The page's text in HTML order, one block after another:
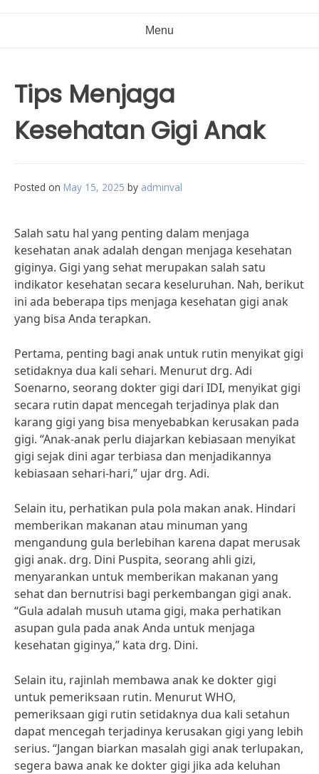
Menu
Tips Menjaga
Kesehatan Gigi Anak
Posted on May 15, 2025 by adminval
Salah satu hal yang penting dalam menjaga
kesehatan anak adalah dengan menjaga kesehatan
giginya. Gigi yang sehat merupakan salah satu
indikator kesehatan secara keseluruhan. Nah, berikut
ini ada beberapa tips menjaga kesehatan gigi anak
yang bisa Anda terapkan.
Pertama, penting bagi anak untuk rutin menyikat gigi
setidaknya dua kali sehari. Menurut drg. Adi
Soenarno, seorang dokter gigi dari IDI, menyikat gigi
secara rutin dapat mencegah terjadinya plak dan
karang gigi yang bisa menyebabkan kerusakan pada
gigi. “Anak-anak perlu diajarkan kebiasaan menyikat
gigi sejak dini agar terbiasa dan menjadikannya
kebiasaan sehari-hari,” ujar drg. Adi.
Selain itu, perhatikan pula pola makan anak. Hindari
memberikan makanan atau minuman yang
mengandung gula berlebihan karena dapat merusak
gigi anak. drg. Dini Puspita, seorang ahli gizi,
menyarankan untuk memberikan makanan yang
sehat dan bernutrisi bagi perkembangan gigi anak.
“Gula adalah musuh utama gigi, maka perhatikan
asupan gula pada anak Anda untuk menjaga
kesehatan giginya,” kata drg. Dini.
Selain itu, rajinlah membawa anak ke dokter gigi
untuk pemeriksaan rutin. Menurut WHO,
pemeriksaan gigi rutin setidaknya dua kali setahun
dapat mencegah terjadinya kerusakan gigi yang lebih
serius. “Jangan biarkan masalah gigi anak terlupakan,
segera bawa anak ke dokter gigi jika ada keluhan